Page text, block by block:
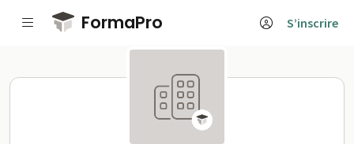
Passer au contenu principal
FormaPro S’inscrire